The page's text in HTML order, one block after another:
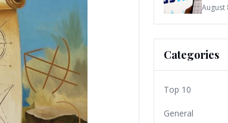
August
Categories
Top 10
General